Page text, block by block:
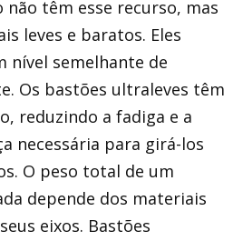
não têm esse recurso, mas
leves e baratos. Eles
nível semelhante de
Os bastões ultraleves têm
reduzindo a fadiga e a
necessária para girá-los
O peso total de um
depende dos materiais
eixos. Bastões